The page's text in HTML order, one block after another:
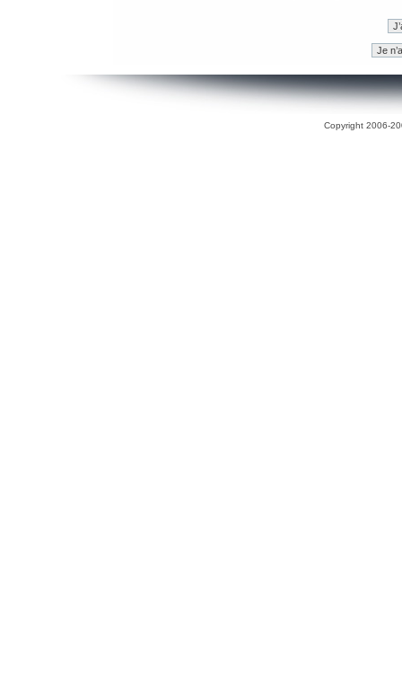
Copyright 2006-